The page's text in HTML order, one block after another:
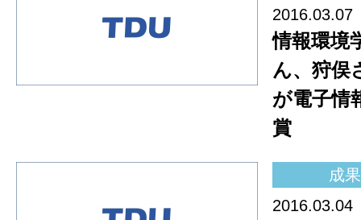
2016.03.07
情報環境
ん、狩俣
が電子情
賞
成果
2016.03.04